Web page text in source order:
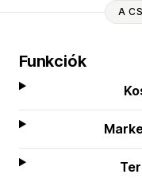
A
Funkciók